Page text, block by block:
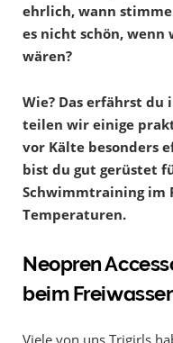
ehrlich, wann
es nicht schön, wenn
wären?
Wie? Das erfährst du
teilen wir einige
vor Kälte besonders
bist du gut gerüstet
Schwimmtraining im
Temperaturen.
Neopren
beim
Viele von uns Trigirls